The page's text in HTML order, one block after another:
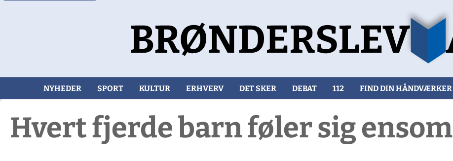
NYHEDER SPORT KULTUR ERHVERV DET SKER DEBAT 112 FIND DIN HÅNDVÆRKER
Hvert fjerde barn føler sig ensom